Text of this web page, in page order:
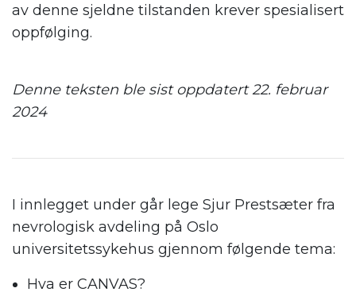
av denne sjeldne tilstanden krever spesialisert
oppfølging.
Denne teksten ble sist oppdatert 22. februar
2024
I innlegget under går lege Sjur Prestsæter fra
nevrologisk avdeling på Oslo
universitetssykehus gjennom følgende tema:
Hva er CANVAS?